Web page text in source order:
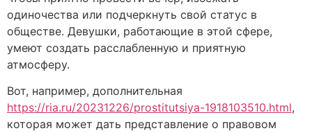
одиночества или подчеркнуть свой статус в
обществе. Девушки, работающие в этой сфере,
умеют создать расслабленную и приятную
атмосферу.
Вот, например, дополнительная
https://ria.ru/20231226/prostitutsiya-1918103510.html,
которая может дать представление о правовом